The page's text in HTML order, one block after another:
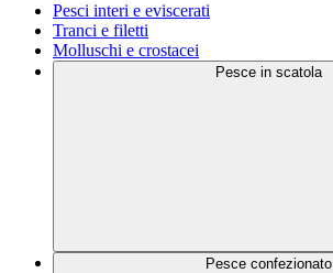
Pesci interi e eviscerati
Tranci e filetti
Molluschi e crostacei
Pesce in scatola
Pesce confezionato